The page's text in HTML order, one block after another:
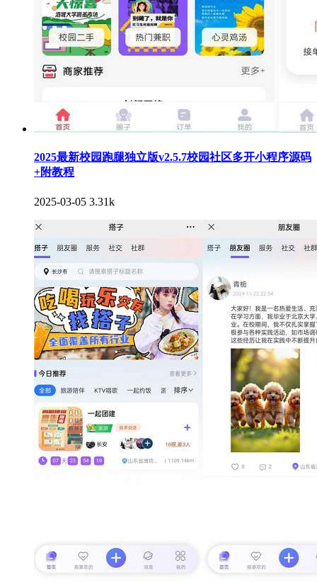
2025最新校园跑腿独立版v2.5.7校园社区多开小程序源码
+附教程
2025-03-05 3.31k